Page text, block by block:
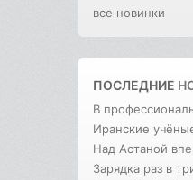
все новинки
ПОСЛЕДНИЕ
В
Иранские
Над Астаной
Зарядка раз в